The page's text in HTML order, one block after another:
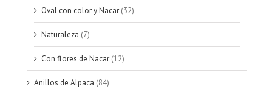
Oval con color y Nacar (32)
Naturaleza (7)
Con flores de Nacar (12)
Anillos de Alpaca (84)